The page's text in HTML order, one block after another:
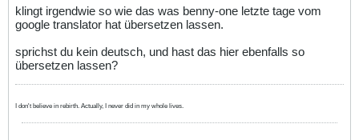
klingt irgendwie so wie das was benny-one letzte tage vom
google translator hat übersetzen lassen.
sprichst du kein deutsch, und hast das hier ebenfalls so
übersetzen lassen?
I don't believe in rebirth. Actually, I never did in my whole lives.